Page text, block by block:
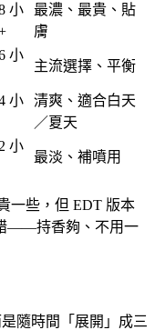
小
最濃、最貴、貼
膚
小
主流選擇、平衡
小
清爽、適合白天
／夏天
小
最淡、補噴用
一些，但 EDT 版本
——持香夠、不用一
隨時間「展開」成三